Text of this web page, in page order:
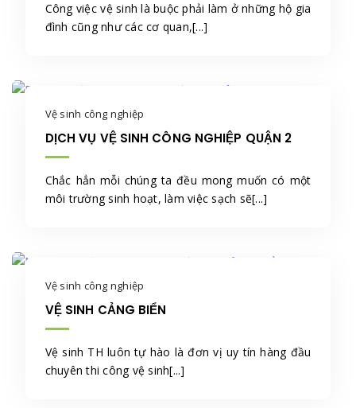
Công việc vệ sinh là buộc phải làm ở những hộ gia
đình cũng như các cơ quan,[...]
Vệ sinh công nghiệp
DỊCH VỤ VỆ SINH CÔNG NGHIỆP QUẬN 2
Chắc hẳn mỗi chúng ta đều mong muốn có một
môi trường sinh hoạt, làm việc sạch sẽ[...]
Vệ sinh công nghiệp
VỆ SINH CẢNG BIỂN
Vệ sinh TH luôn tự hào là đơn vị uy tín hàng đầu
chuyên thi công vệ sinh[...]